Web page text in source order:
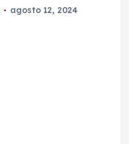
agosto 12, 2024